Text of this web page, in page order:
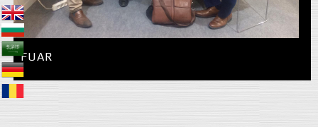
FUAR